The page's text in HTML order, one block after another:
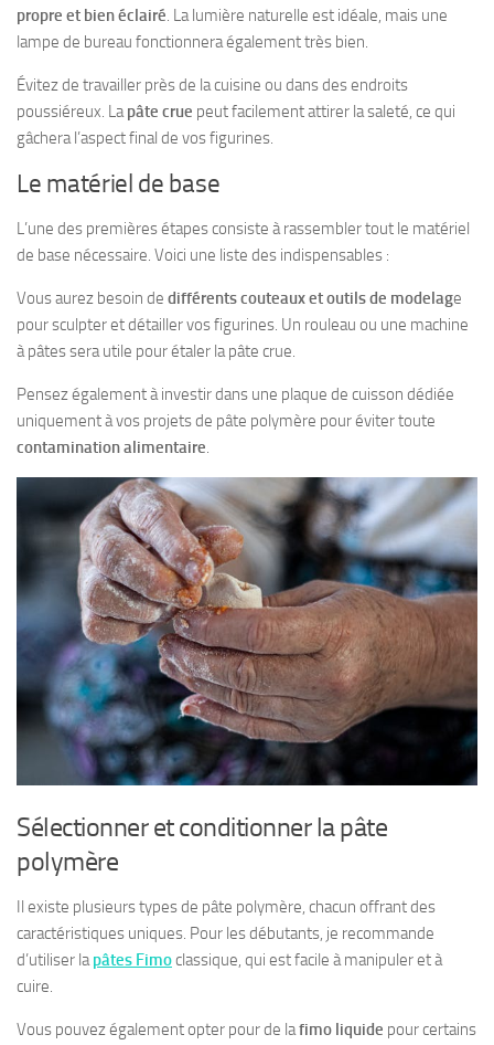
propre et bien éclairé. La lumière naturelle est idéale, mais une
lampe de bureau fonctionnera également très bien.
Évitez de travailler près de la cuisine ou dans des endroits
poussiéreux. Lapâte crue peut facilement attirer la saleté, ce qui
gâchera l’aspect final de vos figurines.
Le matériel de base
L’une des premières étapes consiste à rassembler tout le matériel
de base nécessaire. Voici une liste des indispensables :
Vous aurez besoin de différents couteaux et outils de modelage
pour sculpter et détailler vos figurines. Un rouleau ou une machine
à pâtes sera utile pour étaler la pâte crue.
Pensez également à investir dans une plaque de cuisson dédiée
uniquement à vos projets de pâte polymère pour éviter toute
contamination alimentaire.
Sélectionner et conditionner la pâte
polymère
Il existe plusieurs types de pâte polymère, chacun offrant des
caractéristiques uniques. Pour les débutants, je recommande
d’utiliser lapâtes Fimoclassique, qui est facile à manipuler et à
cuire.
Vous pouvez également opter pour de lafimo liquide pour certains